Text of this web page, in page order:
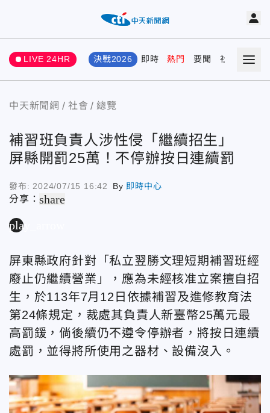
LIVE 24HR 決戰2026 即時 熱門 要聞 社會 娛樂
中天新聞網 社會 總覽
補習班負責人涉性侵「繼續招生」
屏縣開罰25萬！不停辦按日連續罰
發布: 2024/07/15 16:42 By 即時中心
分享：share
play_arrow
屏東縣政府針對「私立翌勝文理短期補習班經
廢止仍繼續營業」，應為未經核准立案擅自招
生，於113年7月12日依據補習及進修教育法
第24條規定，裁處其負責人新臺幣25萬元最
高罰鍰，倘後續仍不遵令停辦者，將按日連續
處罰，並得將所使用之器材、設備沒入。